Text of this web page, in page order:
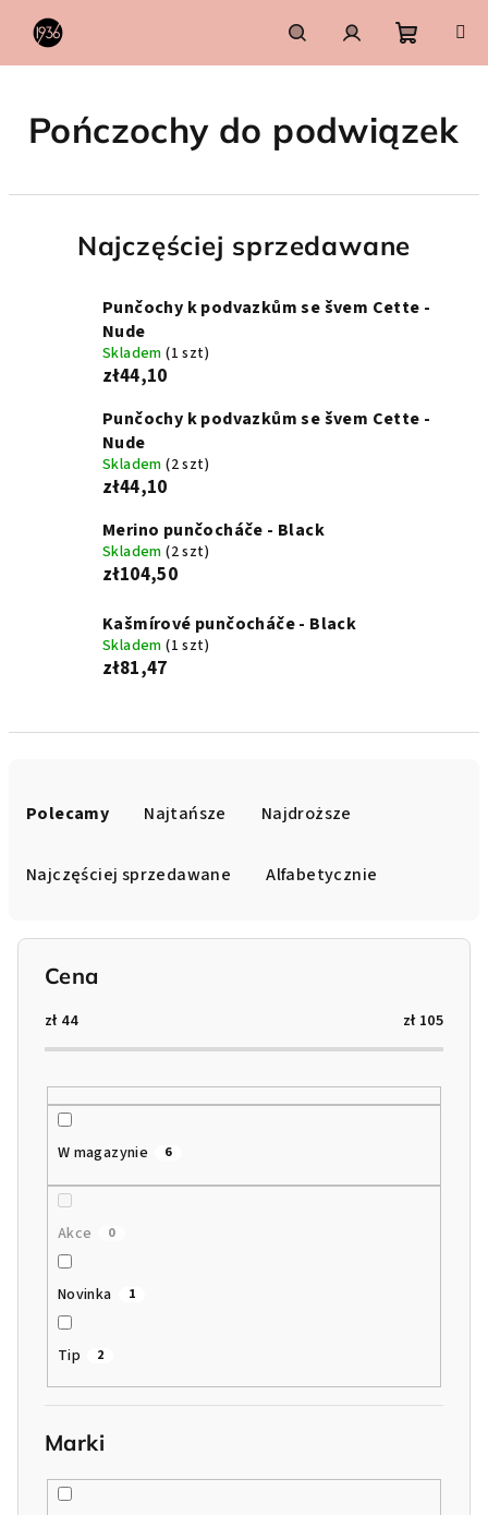
SzukajZaloguj
się
Koszyk
Pończochy do podwiązek
Najczęściej sprzedawane
Punčochy k podvazkům se švem Cette -
Nude
Skladem(1 szt)
zł44,10
Punčochy k podvazkům se švem Cette -
Nude
Skladem(2 szt)
zł44,10
Merino punčocháče - Black
Skladem(2 szt)
zł104,50
Kašmírové punčocháče - Black
Skladem(1 szt)
zł81,47
w
Polecamy Najtańsze Najdroższe
Najczęściej sprzedawane Alfabetycznie
Cena
zł 44 zł 105
W magazynie 6
Akce 0
Novinka 1
Tip 2
Marki